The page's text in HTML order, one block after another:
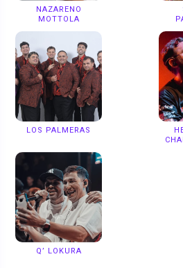
NAZARENO
MOTTOLA
LOS PALMERAS
Q’ LOKURA